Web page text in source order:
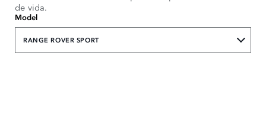
de vida.
Model
RANGE ROVER SPORT